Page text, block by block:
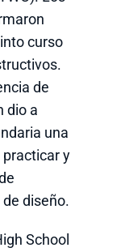
curso
de
dio a
una
y
diseño.
School